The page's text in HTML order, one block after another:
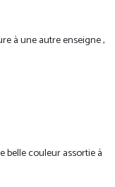
à une autre enseigne ,
belle couleur assortie à